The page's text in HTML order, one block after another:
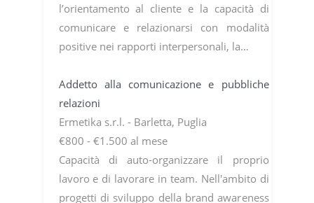
l’orientamento al cliente e la capacità di
comunicare e relazionarsi con modalità
positive nei rapporti interpersonali, la…
Addetto alla comunicazione e pubbliche
relazioni
Ermetika s.r.l. - Barletta, Puglia
€800 - €1.500 al mese
Capacità di auto-organizzare il proprio
lavoro e di lavorare in team. Nell'ambito di
progetti di sviluppo della brand awareness